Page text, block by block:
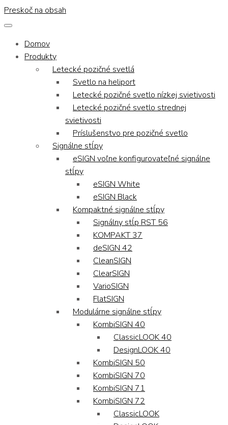
Preskoč na obsah
Domov
Produkty
Letecké pozičné svetlá
Svetlo na heliport
Letecké pozičné svetlo nízkej svietivosti
Letecké pozičné svetlo strednej
svietivosti
Príslušenstvo pre pozičné svetlo
Signálne stĺpy
eSIGN voľne konfigurovateľné signálne
stĺpy
eSIGN White
eSIGN Black
Kompaktné signálne stĺpy
Signálny stĺp RST 56
KOMPAKT 37
deSIGN 42
CleanSIGN
ClearSIGN
VarioSIGN
FlatSIGN
Modulárne signálne stĺpy
KombiSIGN 40
ClassicLOOK 40
DesignLOOK 40
KombiSIGN 50
KombiSIGN 70
KombiSIGN 71
KombiSIGN 72
ClassicLOOK